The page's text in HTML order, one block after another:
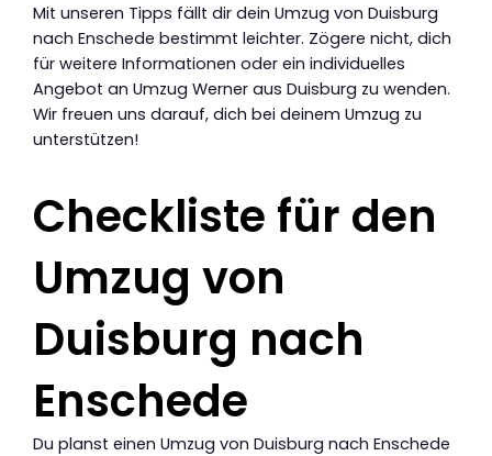
Mit unseren Tipps fällt dir dein Umzug von Duisburg
nach Enschede bestimmt leichter. Zögere nicht, dich
für weitere Informationen oder ein individuelles
Angebot an Umzug Werner aus Duisburg zu wenden.
Wir freuen uns darauf, dich bei deinem Umzug zu
unterstützen!
Checkliste für den
Umzug von
Duisburg nach
Enschede
Du planst einen Umzug von Duisburg nach Enschede